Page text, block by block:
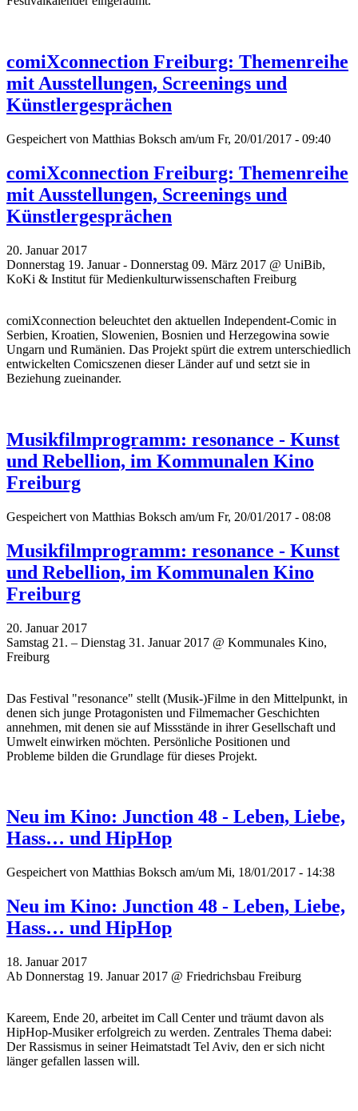
comiXconnection Freiburg: Themenreihe
mit Ausstellungen, Screenings und
Künstlergesprächen
Gespeichert von Matthias Boksch am/um Fr, 20/01/2017 - 09:40
comiXconnection Freiburg: Themenreihe
mit Ausstellungen, Screenings und
Künstlergesprächen
20. Januar 2017
Donnerstag 19. Januar - Donnerstag 09. März 2017 @ UniBib,
KoKi & Institut für Medienkulturwissenschaften Freiburg
comiXconnection beleuchtet den aktuellen Independent-Comic in
Serbien, Kroatien, Slowenien, Bosnien und Herzegowina sowie
Ungarn und Rumänien. Das Projekt spürt die extrem unterschiedlich
entwickelten Comicszenen dieser Länder auf und setzt sie in
Beziehung zueinander.
Musikfilmprogramm: resonance - Kunst
und Rebellion, im Kommunalen Kino
Freiburg
Gespeichert von Matthias Boksch am/um Fr, 20/01/2017 - 08:08
Musikfilmprogramm: resonance - Kunst
und Rebellion, im Kommunalen Kino
Freiburg
20. Januar 2017
Samstag 21. – Dienstag 31. Januar 2017 @ Kommunales Kino,
Freiburg
Das Festival "resonance" stellt (Musik-)Filme in den Mittelpunkt, in
denen sich junge Protagonisten und Filmemacher Geschichten
annehmen, mit denen sie auf Missstände in ihrer Gesellschaft und
Umwelt einwirken möchten. Persönliche Positionen und
Probleme bilden die Grundlage für dieses Projekt.
Neu im Kino: Junction 48 - Leben, Liebe,
Hass… und HipHop
Gespeichert von Matthias Boksch am/um Mi, 18/01/2017 - 14:38
Neu im Kino: Junction 48 - Leben, Liebe,
Hass… und HipHop
18. Januar 2017
Ab Donnerstag 19. Januar 2017 @ Friedrichsbau Freiburg
Kareem, Ende 20, arbeitet im Call Center und träumt davon als
HipHop-Musiker erfolgreich zu werden. Zentrales Thema dabei:
Der Rassismus in seiner Heimatstadt Tel Aviv, den er sich nicht
länger gefallen lassen will.